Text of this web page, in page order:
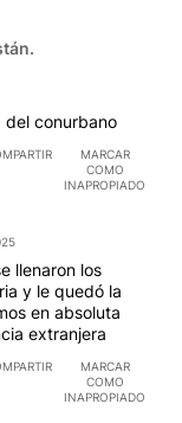
del conurbano
MARCAR
COMO
INAPROPIADO
llenaron los
y le quedó la
en absoluta
extranjera
MARCAR
COMO
INAPROPIADO